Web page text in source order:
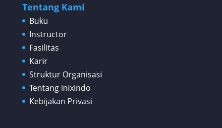
Tentang Kami
Buku
Instructor
Fasilitas
Karir
Struktur Organisasi
Tentang Inixindo
Kebijakan Privasi